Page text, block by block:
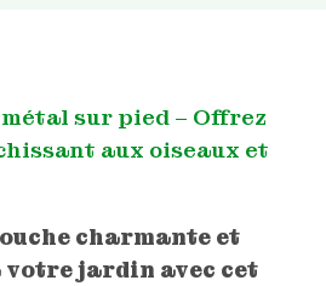
sur pied – Offrez
aux oiseaux et
charmante et
jardin avec cet